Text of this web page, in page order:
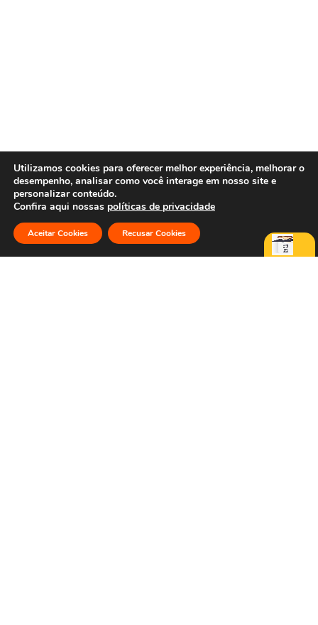
Utilizamos cookies para oferecer melhor experiência, melhorar o
desempenho, analisar como você interage em nosso site e
personalizar conteúdo.
Confira aqui nossas políticas de privacidade
Aceitar Cookies Recusar Cookies